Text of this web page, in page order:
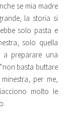
se mia madre
la storia si
solo pasta e
solo quella
a preparare una
basta buttare
per me,
molto le